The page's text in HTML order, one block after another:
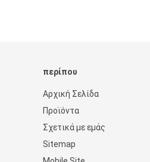
περίπου
Αρχική Σελίδα
Προϊόντα
Σχετικά με εμάς
Sitemap